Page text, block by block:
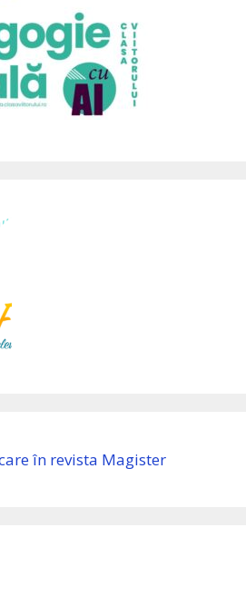
în revista Magister